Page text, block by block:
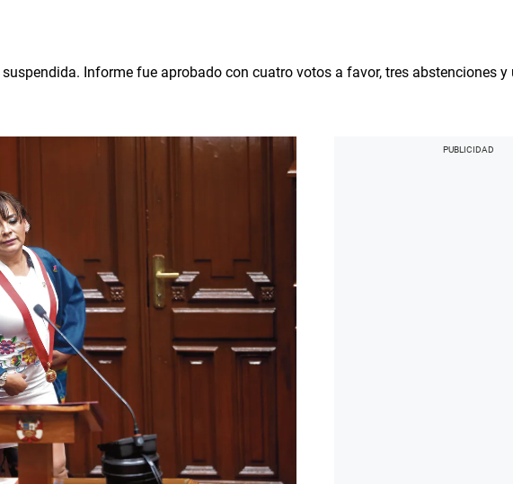
Informe fue aprobado con cuatro votos a favor, tres abstenciones y